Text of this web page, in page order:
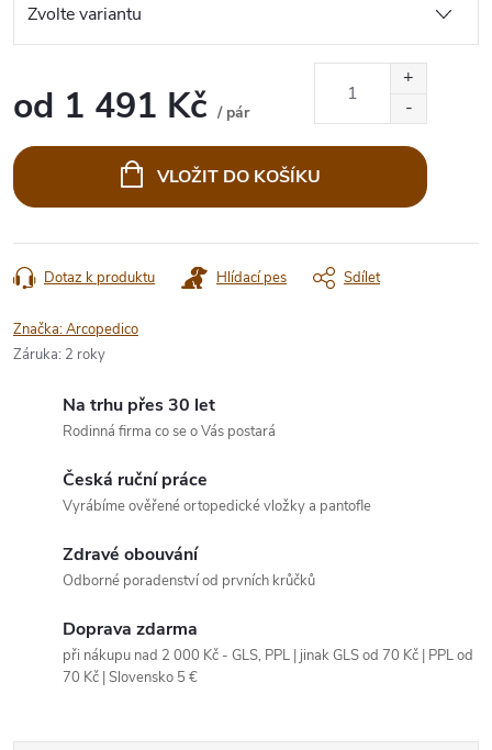
od 1 491 Kč / pár
cena:
VLOŽIT DO KOŠÍKU
Dotaz k produktu Hlídací pes Sdílet
Značka:Arcopedico
Záruka: 2 roky
Na trhu přes 30 let
Rodinná firma co se o Vás postará
Česká ruční práce
Vyrábíme ověřené ortopedické vložky a pantofle
Zdravé obouvání
Odborné poradenství od prvních krůčků
Doprava zdarma
při nákupu nad 2 000 Kč - GLS, PPL | jinak GLS od 70 Kč | PPL od
70 Kč | Slovensko 5 €